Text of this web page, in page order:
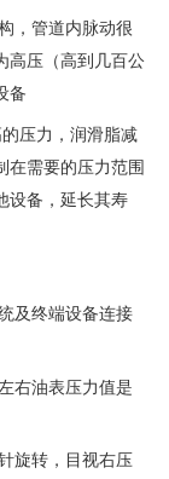
，管道内脉动很
高压（高到几百公
备
压力，润滑脂减
在需要的压力范围
设备，延长其寿
及终端设备连接
右油表压力值是
旋转，目视右压